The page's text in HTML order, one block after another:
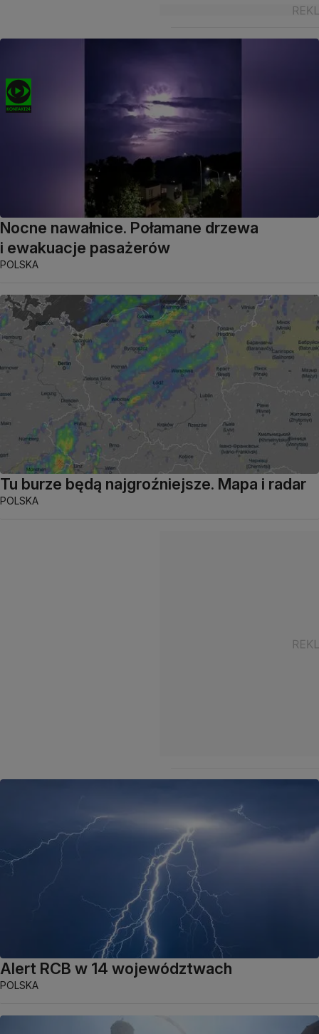
Nocne nawałnice. Połamane drzewa
i ewakuacje pasażerów
POLSKA
Tu burze będą najgroźniejsze. Mapa i radar
POLSKA
Alert RCB w 14 województwach
POLSKA